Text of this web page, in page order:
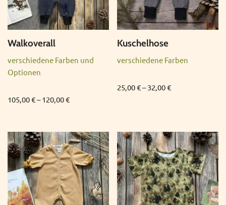
Walkoverall
verschiedene Farben und
Optionen
105,00€–120,00€
Kuschelhose
verschiedene Farben
25,00€–32,00€